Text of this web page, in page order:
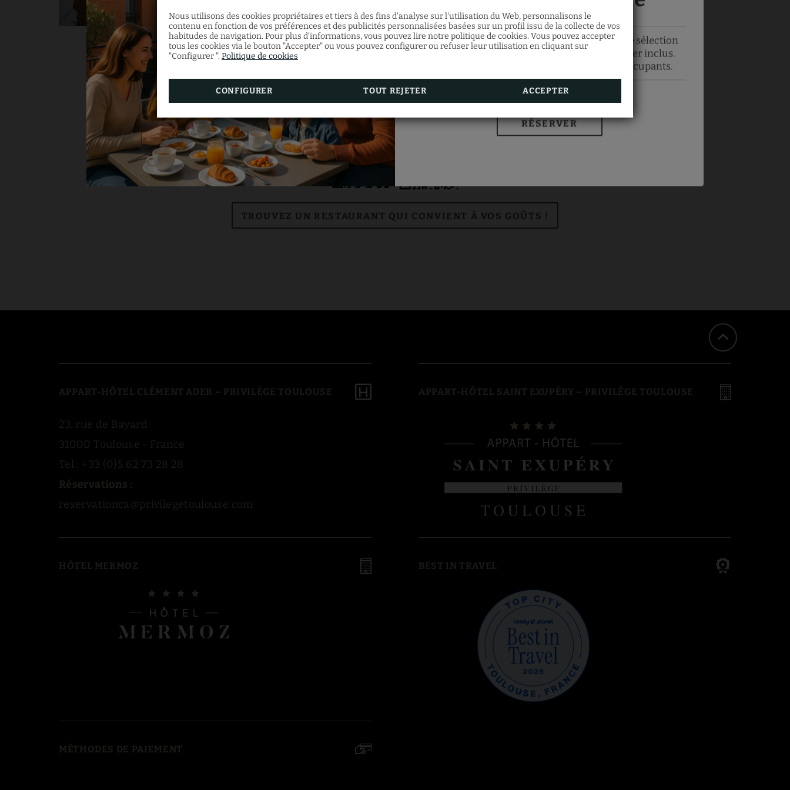
Nous utilisons des cookies propriétaires et tiers à des fins d'analyse sur l'utilisation du Web, personnalisons le
contenu en fonction de vos préférences et des publicités personnalisées basées sur un profil issu de la collecte de vos
habitudes de navigation. Pour plus d'informations, vous pouvez lire notre politique de cookies. Vous pouvez accepter
tous les cookies via le bouton "Accepter" ou vous pouvez configurer ou refuser leur utilisation en cliquant sur
"Configurer ". Politique de cookies
CONFIGURER TOUT REJETER ACCEPTER
Consultez nos menus
TROUVEZ UN RESTAURANT QUI CONVIENT À VOS GOÛTS !
APPART-HÔTEL CLÉMENT ADER – PRIVILÈGE TOULOUSE
23, rue de Bayard
31000 Toulouse - France
Tel : +33 (0)5 62 73 28 28
Réservations :
reservationca@privilegetoulouse.com
APPART-HÔTEL SAINT EXUPÉRY – PRIVILÈGE TOULOUSE
HÔTEL MERMOZ BEST IN TRAVEL
MÉTHODES DE PAIEMENT
Du 4 mars au 31 août, économisez 10% sur une sélection
d'appartements supérieurs avec petit-déjeuner inclus.
Offre valable sans minimum de nuitée et d'occupants.
RÉSERVER